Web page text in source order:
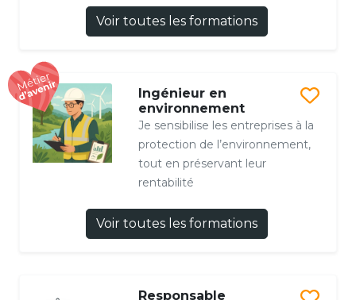
Voir toutes les formations
Ingénieur en
environnement
Je sensibilise les entreprises à la
protection de l’environnement,
tout en préservant leur
rentabilité
Voir toutes les formations
Responsable